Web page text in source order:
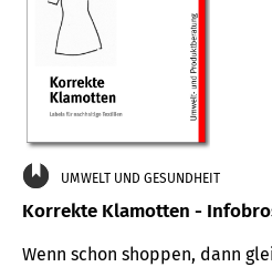
UMWELT UND GESUNDHEIT
Korrekte Klamotten -
Wenn schon shoppen, dann